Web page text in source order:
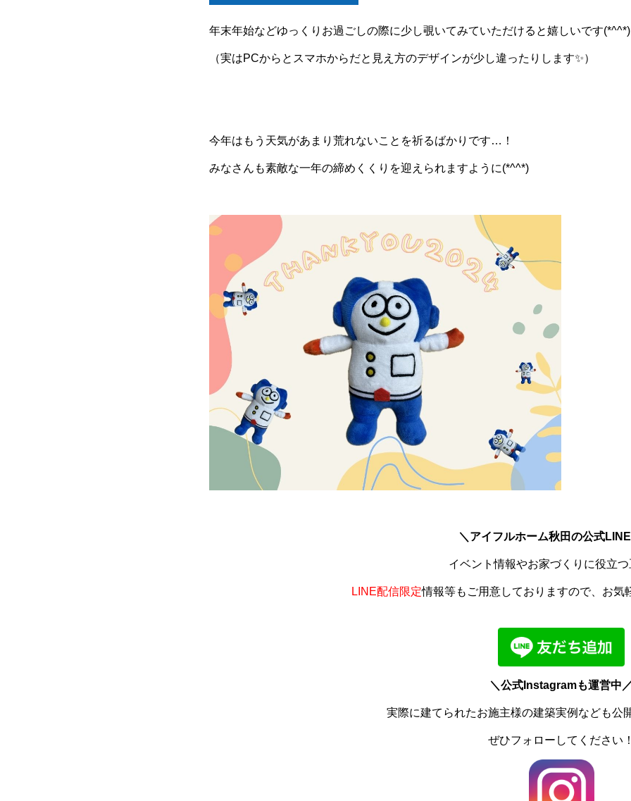
年末年始などゆっくりお過ごしの際に少し覗いてみていただけると嬉しいです(*^^*)
（実はPCからとスマホからだと見え方のデザインが少し違ったりします✨）
今年はもう天気があまり荒れないことを祈るばかりです…！
みなさんも素敵な一年の締めくくりを迎えられますように(*^^*)
＼アイフルホーム秋田の公式
イベント情報やお家づくりに役立
LINE配信限定情報等もご用意しておりますので、お気
＼公式Instagramも運営中
実際に建てられたお施主様の建築実例なども公
ぜひフォローしてください